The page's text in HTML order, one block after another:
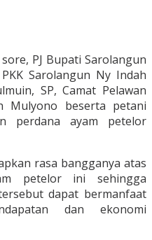
PJ Bupati Sarolangun
Sarolangun Ny Indah
SP, Camat Pelawan
Mulyono beserta petani
perdana ayam petelor
rasa bangganya atas
petelor ini sehingga
dapat bermanfaat
dan ekonomi